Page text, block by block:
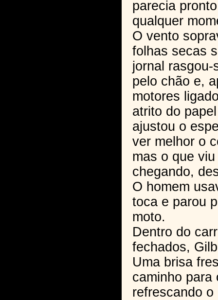
parecia
qualquer
O vento
folhas secas
jornal
pelo chão e,
motores
atrito do
ajustou o
ver melhor o
mas o que
chegando,
O homem
toca e parou
moto.
Dentro do
fechados,
Uma brisa
caminho para
refrescando